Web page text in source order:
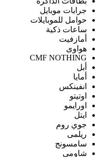
جرابات موبايل
حوامل للموبايلات
ساعات ذكية
أمازفيت
هواوى
CMF NOTHING
أبل
أمايا
انفينكس
اوتيتو
اورايمو
ايتل
جوي روم
ريلمى
سامسونج
شاومى